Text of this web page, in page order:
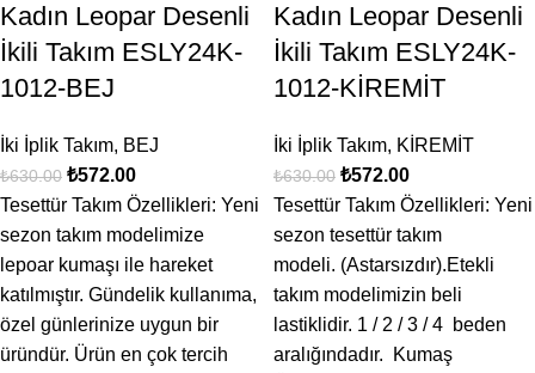
Kadın Leopar Desenli
İkili Takım ESLY24K-
1012-BEJ
İki İplik Takım, BEJ
₺630.00 ₺572.00
Tesettür Takım Özellikleri: Yeni
sezon takım modelimize
lepoar kumaşı ile hareket
katılmıştır. Gündelik kullanıma,
özel günlerinize uygun bir
üründür. Ürün en çok tercih
Kadın Leopar Desenli
İkili Takım ESLY24K-
1012-KİREMİT
İki İplik Takım, KİREMİT
₺630.00 ₺572.00
Tesettür Takım Özellikleri: Yeni
sezon tesettür takım
modeli. (Astarsızdır).Etekli
takım modelimizin beli
lastiklidir. 1 / 2 / 3 / 4 beden
aralığındadır. Kumaş